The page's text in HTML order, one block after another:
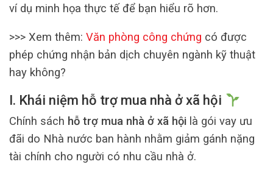
ví dụ minh họa thực tế để bạn hiểu rõ hơn.
>>> Xem thêm: Văn phòng công chứng có được
phép chứng nhận bản dịch chuyên ngành kỹ thuật
hay không?
I. Khái niệm hỗ trợ mua nhà ở xã hội
Chính sách hỗ trợ mua nhà ở xã hội là gói vay ưu
đãi do Nhà nước ban hành nhằm giảm gánh nặng
tài chính cho người có nhu cầu nhà ở.